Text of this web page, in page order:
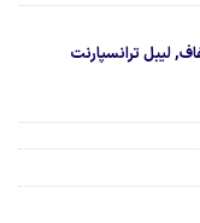
لیبل ترانسپارنت